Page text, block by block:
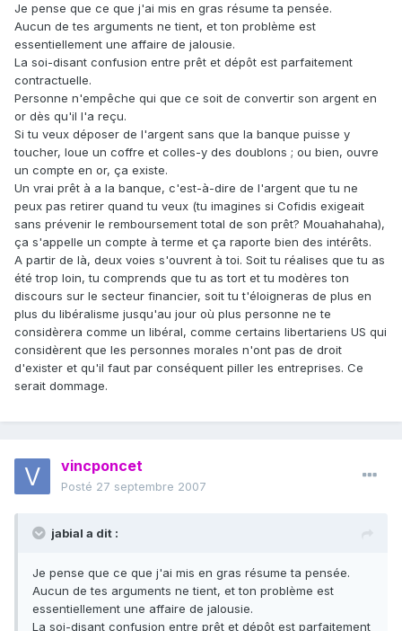
Je pense que ce que j'ai mis en gras résume ta pensée.
Aucun de tes arguments ne tient, et ton problème est
essentiellement une affaire de jalousie.
La soi-disant confusion entre prêt et dépôt est parfaitement
contractuelle.
Personne n'empêche qui que ce soit de convertir son argent en
or dès qu'il l'a reçu.
Si tu veux déposer de l'argent sans que la banque puisse y
toucher, loue un coffre et colles-y des doublons ; ou bien, ouvre
un compte en or, ça existe.
Un vrai prêt à a la banque, c'est-à-dire de l'argent que tu ne
peux pas retirer quand tu veux (tu imagines si Cofidis exigeait
sans prévenir le remboursement total de son prêt? Mouahahaha),
ça s'appelle un compte à terme et ça raporte bien des intérêts.
A partir de là, deux voies s'ouvrent à toi. Soit tu réalises que tu as
été trop loin, tu comprends que tu as tort et tu modères ton
discours sur le secteur financier, soit tu t'éloigneras de plus en
plus du libéralisme jusqu'au jour où plus personne ne te
considèrera comme un libéral, comme certains libertariens US qui
considèrent que les personnes morales n'ont pas de droit
d'exister et qu'il faut par conséquent piller les entreprises. Ce
serait dommage.
vincponcet
Posté 27 septembre 2007
jabial a dit :
Je pense que ce que j'ai mis en gras résume ta pensée.
Aucun de tes arguments ne tient, et ton problème est
essentiellement une affaire de jalousie.
La soi-disant confusion entre prêt et dépôt est parfaitement